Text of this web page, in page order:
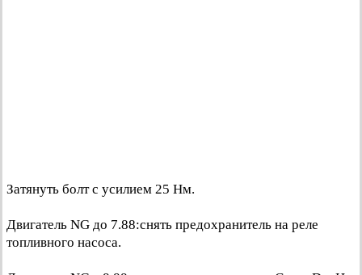
Затянуть болт с усилием 25 Нм.
Двигатель NG до 7.88:снять предохранитель на реле
топливного насоса.